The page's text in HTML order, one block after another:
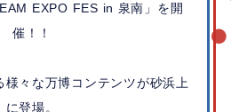
EXPO FES in 泉南」を開
催！！
様々な万博コンテンツが砂浜上
に登場。